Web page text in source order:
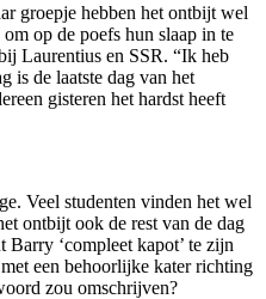
groepje hebben het ontbijt wel
op de poefs hun slaap in te
Laurentius en SSR. “Ik heb
is de laatste dag van het
gisteren het hardst heeft
Veel studenten vinden het wel
ontbijt ook de rest van de dag
‘compleet kapot’ te zijn
een behoorlijke kater richting
zou omschrijven?